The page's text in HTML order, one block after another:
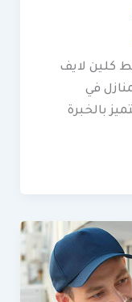
كلين لايف
في
بالخبرة